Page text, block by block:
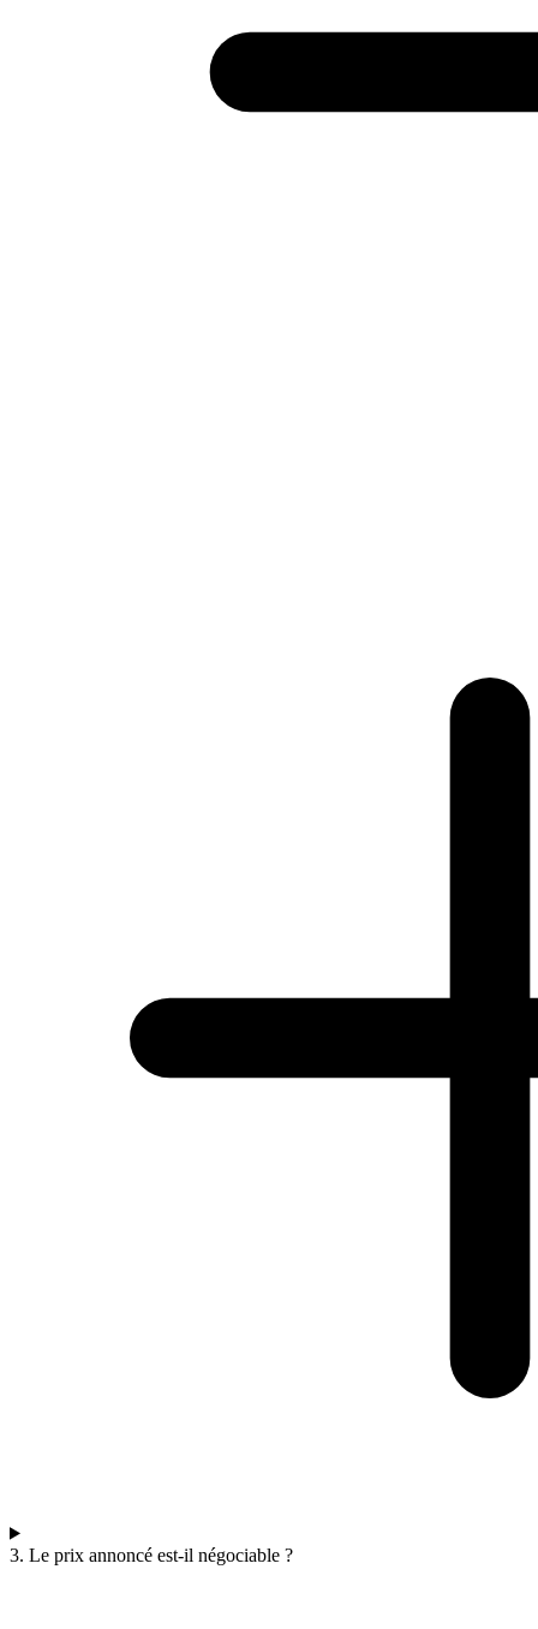
3. Le prix annoncé est-il négociable ?